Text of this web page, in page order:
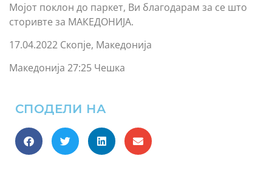
Мојот поклон до паркет, Ви благодарам за се што
сторивте за МАКЕДОНИЈА.
17.04.2022 Скопје, Македонија
Македонија 27:25 Чешка
СПОДЕЛИ НА